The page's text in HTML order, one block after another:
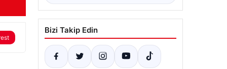
Bizi Takip Edin